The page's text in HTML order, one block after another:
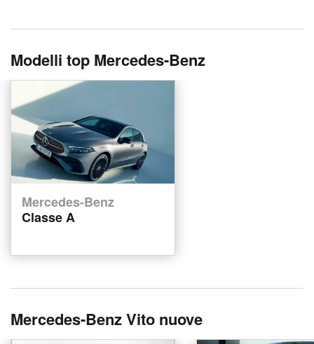
Modelli top Mercedes-Benz
Mercedes-Benz
Classe A
Mercedes-Benz Vito nuove